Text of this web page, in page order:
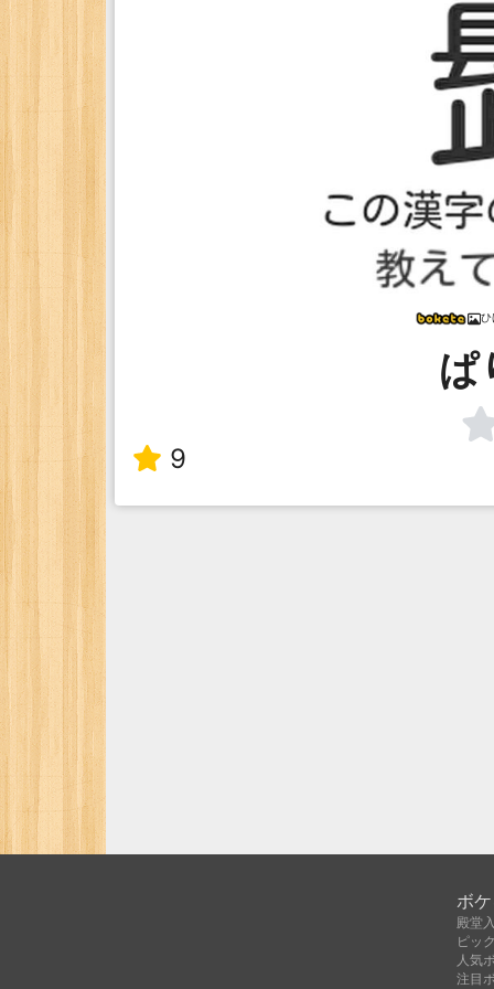
ひ
ぱ
9
ボ
殿堂
ピッ
人気
注目